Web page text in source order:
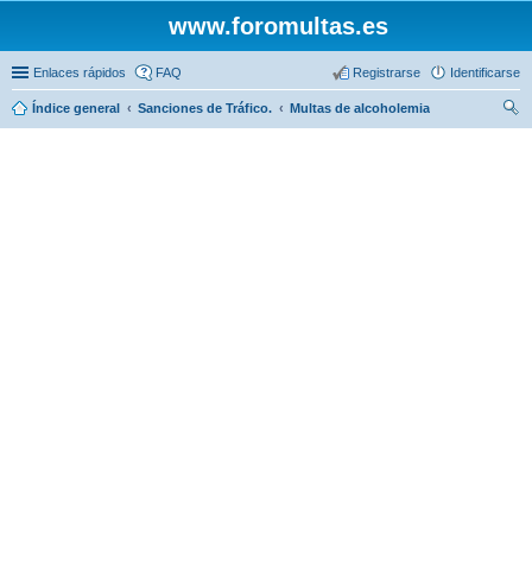
www.foromultas.es
Enlaces rápidos FAQ Identificarse
Registrarse
Índice general Sanciones de Tráfico.
Multas de alcoholemia